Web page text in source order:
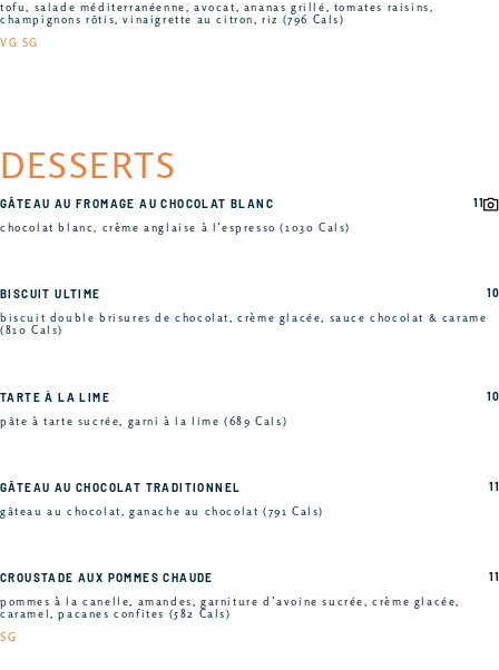
tofu, salade méditerranéenne, avocat, ananas grillé, tomates raisins,
champignons rôtis, vinaigrette au citron, riz (796 Cals)
VG SG
DESSERTS
GÂTEAU AU FROMAGE AU CHOCOLAT BLANC
chocolat blanc, crème anglaise à l’espresso (1030 Cals)
11
BISCUIT ULTIME
biscuit double brisures de chocolat, crème glacée, sauce chocolat & carame
(810 Cals)
10
TARTE À LA LIME
pâte à tarte sucrée, garni à la lime (689 Cals)
10
GÂTEAU AU CHOCOLAT TRADITIONNEL
gâteau au chocolat, ganache au chocolat (791 Cals)
11
CROUSTADE AUX POMMES CHAUDE
pommes à la canelle, amandes, garniture d’avoine sucrée, crème glacée,
caramel, pacanes confites (582 Cals)
SG
11